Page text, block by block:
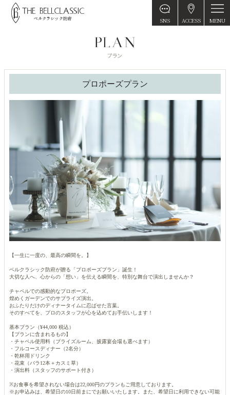
SNS ACCESS MENU
プロポーズプラン
【一生に一度の、最高の瞬間を。】
ベルクラシック防府が贈る「プロポーズプラン」誕生！
大切な人へ、心からの「想い」を伝える瞬間を、特別な舞台で演出しませんか？
チャペルでの感動的なプロポーズ。
煌めくガーデンでのサプライズ演出。
おふたりだけのディナータイムに忍ばせた言葉。
そのすべてを、プロのスタッフが心を込めてお手伝いします！
基本プラン（¥44,000 税込）
【プランに含まれるもの】
・チャペル使用料（ブライズルーム、披露宴会場も選べます）
・フルコースディナー（2名分）
・乾杯用ドリンク
・花束（バラ12本＋カスミ草）
・演出料（スタッフのサポート付き）
※お食事を希望されない場合は22,000円のプランもご用意しております。
※お申込みは、希望日の10日前まにでお願いいたします。また、希望日に利用できない可能